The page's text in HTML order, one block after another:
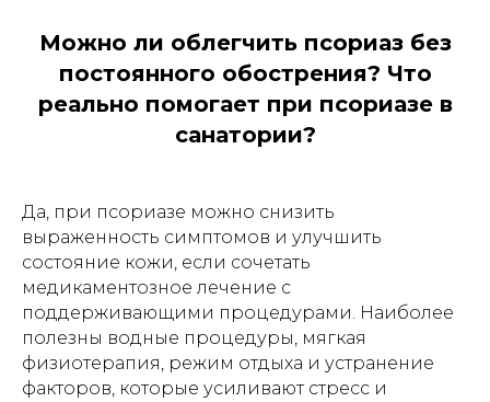
Можно ли облегчить псориаз без
постоянного обострения? Что
реально помогает при псориазе в
санатории?
Да, при псориазе можно снизить
выраженность симптомов и улучшить
состояние кожи, если сочетать
медикаментозное лечение с
поддерживающими процедурами. Наиболее
полезны водные процедуры, мягкая
физиотерапия, режим отдыха и устранение
факторов, которые усиливают стресс и